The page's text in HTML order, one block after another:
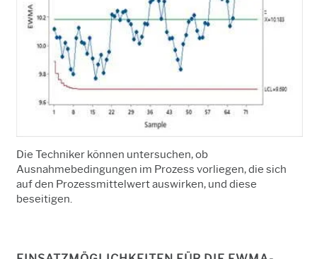
Die Techniker können untersuchen, ob
Ausnahmebedingungen im Prozess vorliegen, die sich
auf den Prozessmittelwert auswirken, und diese
beseitigen.